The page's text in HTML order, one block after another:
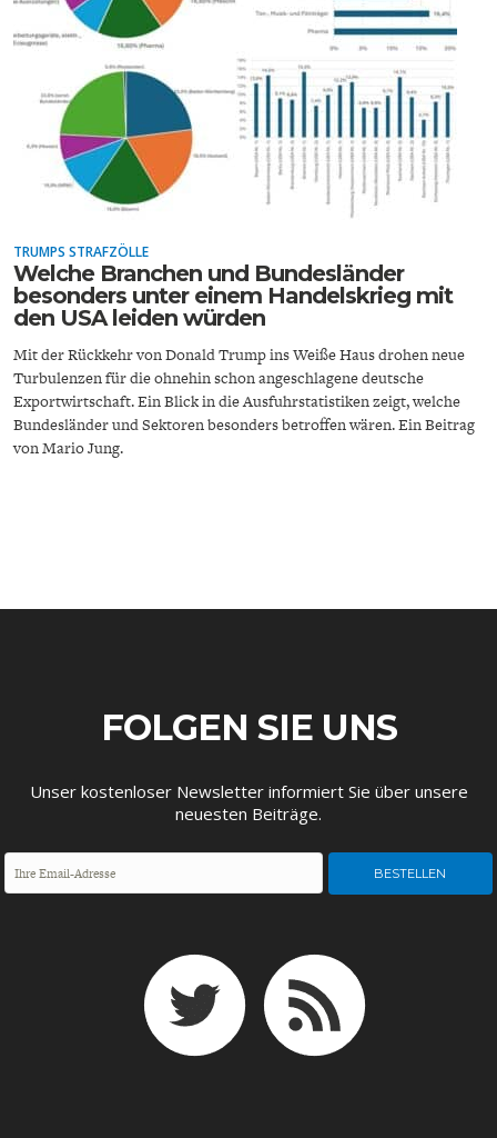
CIRCULAR ECONOMY
FACHKRÄFTEMANGEL
ENTWICKLUNGSPOLITIK
FINANZMÄRKTE
TRUMPS STRAFZÖLLE
Welche Branchen und Bundesländer
besonders unter einem Handelskrieg mit
den USA leiden würden
Mit der Rückkehr von Donald Trump ins Weiße Haus drohen neue
Turbulenzen für die ohnehin schon angeschlagene deutsche
Exportwirtschaft. Ein Blick in die Ausfuhrstatistiken zeigt, welche
Bundesländer und Sektoren besonders betroffen wären. Ein Beitrag
von Mario Jung.
FOLGEN SIE UNS
Unser kostenloser Newsletter informiert Sie über unsere
neuesten Beiträge.